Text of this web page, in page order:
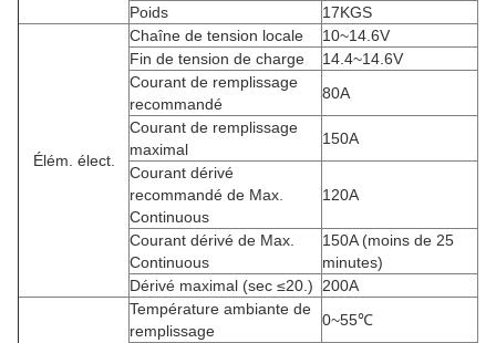
Poids
17KGS
Élém. élect.
Chaîne de tension locale
10~14.6V
Fin de tension de charge
14.4~14.6V
Courant de remplissage
recommandé
80A
Courant de remplissage
maximal
150A
Courant dérivé
recommandé de Max.
Continuous
120A
Courant dérivé de Max.
Continuous
150A(moins de 25
minutes)
Dérivé maximal (sec ≤20.)
200A
Température ambiante de
remplissage
0~55℃